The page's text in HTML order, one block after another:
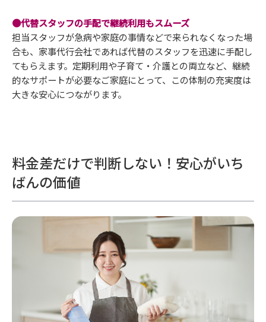
●代替スタッフの手配で継続利用もスムーズ
担当スタッフが急病や家庭の事情などで来られなくなった場
合も、家事代行会社であれば代替のスタッフを迅速に手配し
てもらえます。定期利用や子育て・介護との両立など、継続
的なサポートが必要なご家庭にとって、この体制の充実度は
大きな安心につながります。
料金差だけで判断しない！安心がいち
ばんの価値